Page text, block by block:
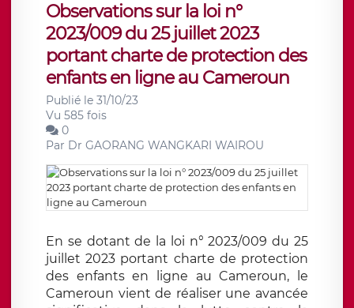
Observations sur la loi n°
2023/009 du 25 juillet 2023
portant charte de protection des
enfants en ligne au Cameroun
Publié le 31/10/23
Vu 585 fois
0
Par Dr GAORANG WANGKARI WAIROU
En se dotant de la loi n° 2023/009 du 25
juillet 2023 portant charte de protection
des enfants en ligne au Cameroun, le
Cameroun vient de réaliser une avancée